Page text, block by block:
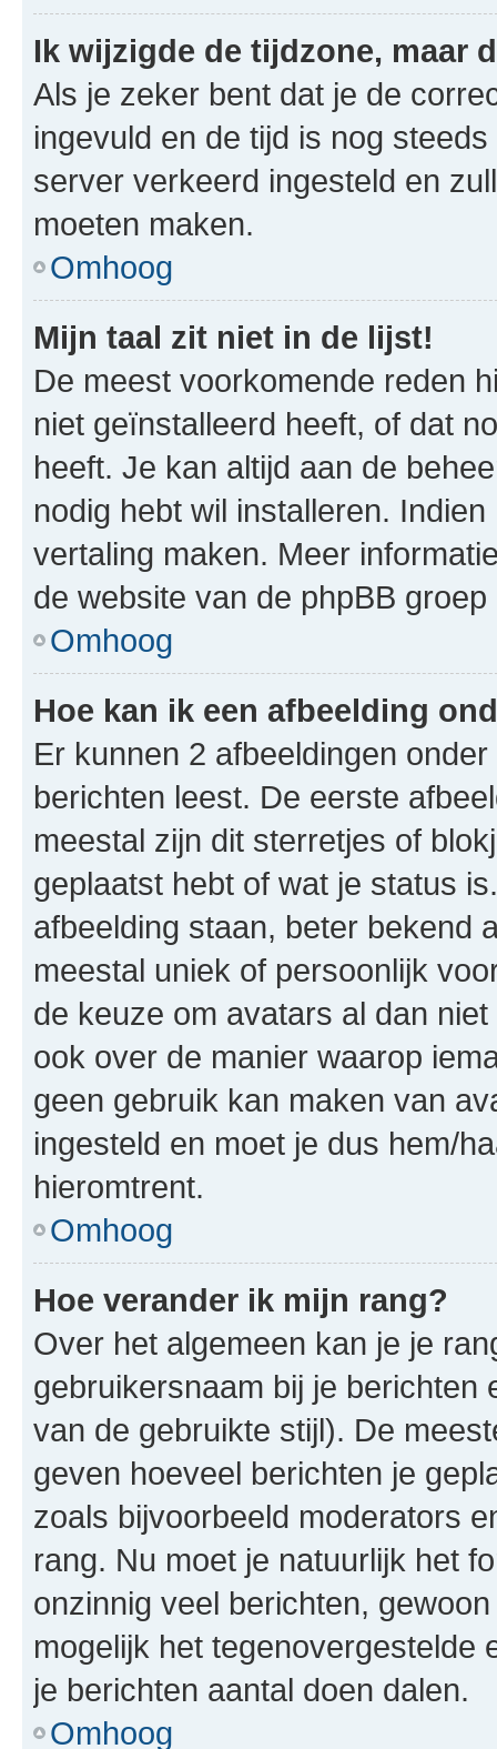
Ik wijzigde de tijdzone, maar
Als je zeker bent dat je de
ingevuld en de tijd is nog
server verkeerd ingesteld en
moeten maken.
Omhoog
Mijn taal zit niet in de lijst!
De meest voorkomende reden
niet geïnstalleerd heeft, of dat
heeft. Je kan altijd aan de
nodig hebt wil installeren.
vertaling maken. Meer
de website van de phpBB
Omhoog
Hoe kan ik een afbeelding
Er kunnen 2 afbeeldingen
berichten leest. De eerste
meestal zijn dit sterretjes of
geplaatst hebt of wat je status
afbeelding staan, beter bekend
meestal uniek of persoonlijk
de keuze om avatars al dan
ook over de manier waarop
geen gebruik kan maken van
ingesteld en moet je dus hem/
hieromtrent.
Omhoog
Hoe verander ik mijn rang?
Over het algemeen kan je je
gebruikersnaam bij je berichten
van de gebruikte stijl). De
geven hoeveel berichten je
zoals bijvoorbeeld moderators
rang. Nu moet je natuurlijk het
onzinnig veel berichten,
mogelijk het tegenovergestelde
je berichten aantal doen dalen.
Omhoog